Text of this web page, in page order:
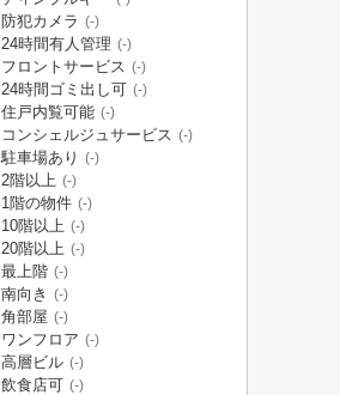
防犯カメラ (-)
24時間有人管理 (-)
フロントサービス (-)
24時間ゴミ出し可 (-)
住戸内覧可能 (-)
コンシェルジュサービス (-)
駐車場あり (-)
2階以上 (-)
1階の物件 (-)
10階以上 (-)
20階以上 (-)
最上階 (-)
南向き (-)
角部屋 (-)
ワンフロア (-)
高層ビル (-)
飲食店可 (-)